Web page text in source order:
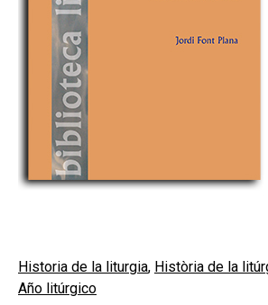
EL MEU COMPTE
CERCAR
CAT
ESP
Historia de la liturgia, Història de la
Año litúrgico